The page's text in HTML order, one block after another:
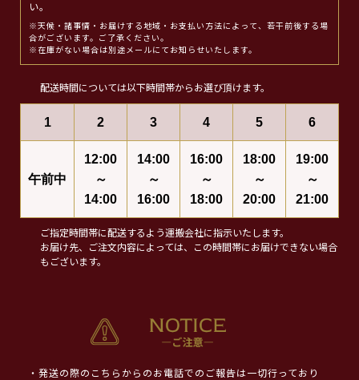
い。
※天候・諸事情・お届けする地域・お支払い方法によって、若干前後する場
合がございます。ご了承ください。
※在庫がない場合は別途メールにてお知らせいたします。
配送時間については以下時間帯からお選び頂けます。
1 2 3 4 5 6
午前中
12:00
～
14:00
14:00
～
16:00
16:00
～
18:00
18:00
～
20:00
19:00
～
21:00
ご指定時間帯に配送するよう運搬会社に指示いたします。
お届け先、ご注文内容によっては、この時間帯にお届けできない場合
もございます。
・発送の際のこちらからのお電話でのご報告は一切行っており